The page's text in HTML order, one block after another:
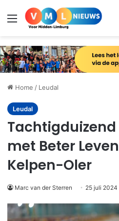
Menu
Home / Leudal
Leudal
met Beter
Kelpen-Oler
Marc van der Sterren 25 juli 2024